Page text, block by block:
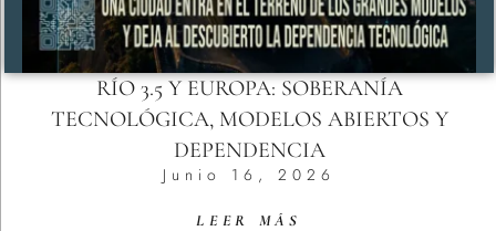
RÍO 3.5 Y EUROPA: SOBERANÍA
TECNOLÓGICA, MODELOS ABIERTOS Y
DEPENDENCIA
Junio 16, 2026
LEER MÁS